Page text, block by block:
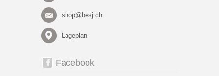
shop@besj.ch
Lageplan
Facebook